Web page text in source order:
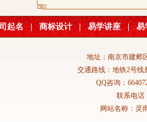
起名 | 商标设计 | 易学讲座 | 易
地址：南京市建邺
交通路线：地铁2号线
QQ咨询：
联系电话
网站名称：灵